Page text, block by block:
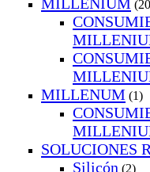
MILLENUM (1)
SOLUCIONES
Silicón (2)